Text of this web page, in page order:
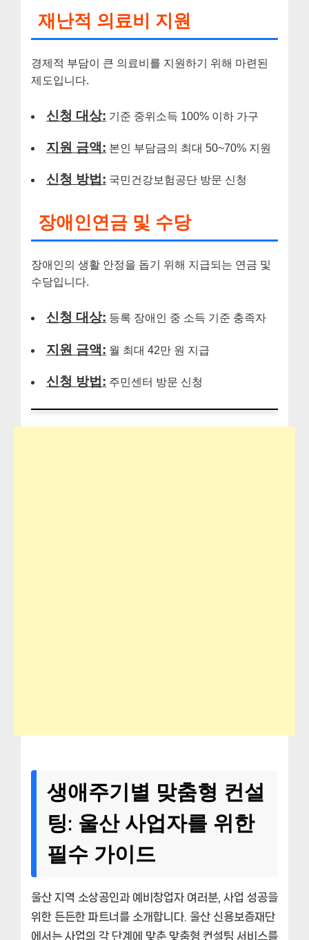
재난적 의료비 지원
경제적 부담이 큰 의료비를 지원하기 위해 마련된
제도입니다.
신청 대상: 기준 중위소득 100% 이하 가구
지원 금액: 본인 부담금의 최대 50~70% 지원
신청 방법: 국민건강보험공단 방문 신청
장애인연금 및 수당
장애인의 생활 안정을 돕기 위해 지급되는 연금 및
수당입니다.
신청 대상: 등록 장애인 중 소득 기준 충족자
지원 금액: 월 최대 42만 원 지급
신청 방법: 주민센터 방문 신청
생애주기별 맞춤형 컨설
팅: 울산 사업자를 위한
필수 가이드
울산 지역 소상공인과 예비창업자 여러분, 사업 성공을
위한 든든한 파트너를 소개합니다. 울산 신용보증재단
에서는 사업의 각 단계에 맞춘 맞춤형 컨설팅 서비스를